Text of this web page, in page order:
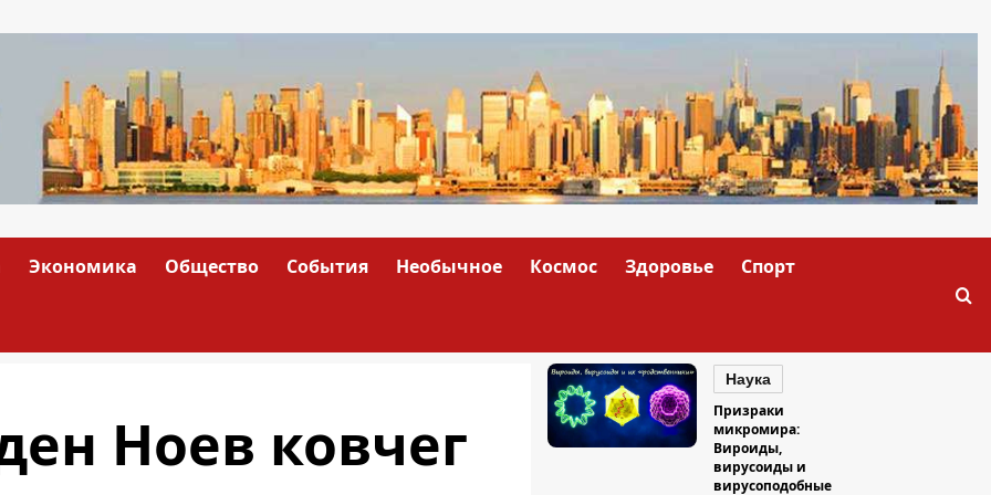
Экономика Общество События Необычное Космос Здоровье Спорт
Ноев ковчег
Наука
Призраки
микромира:
Вироиды,
вирусоиды и
вирусоподобные